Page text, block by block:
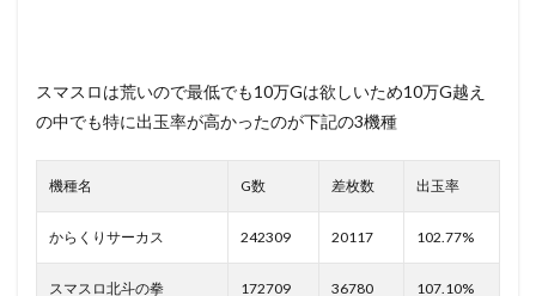
スマスロは荒いので最低でも10万Gは欲しいため10万G越え
の中でも特に出玉率が高かったのが下記の3機種
機種名 G数 差枚数 出玉率
からくりサーカス 242309 20117 102.77%
スマスロ北斗の拳 172709 36780 107.10%